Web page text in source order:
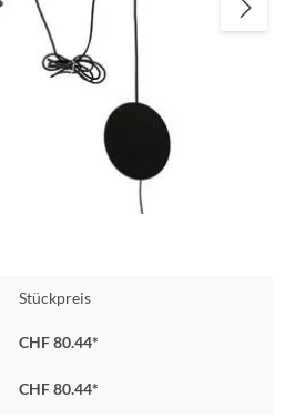
Stückpreis
CHF 80.44*
CHF 80.44*